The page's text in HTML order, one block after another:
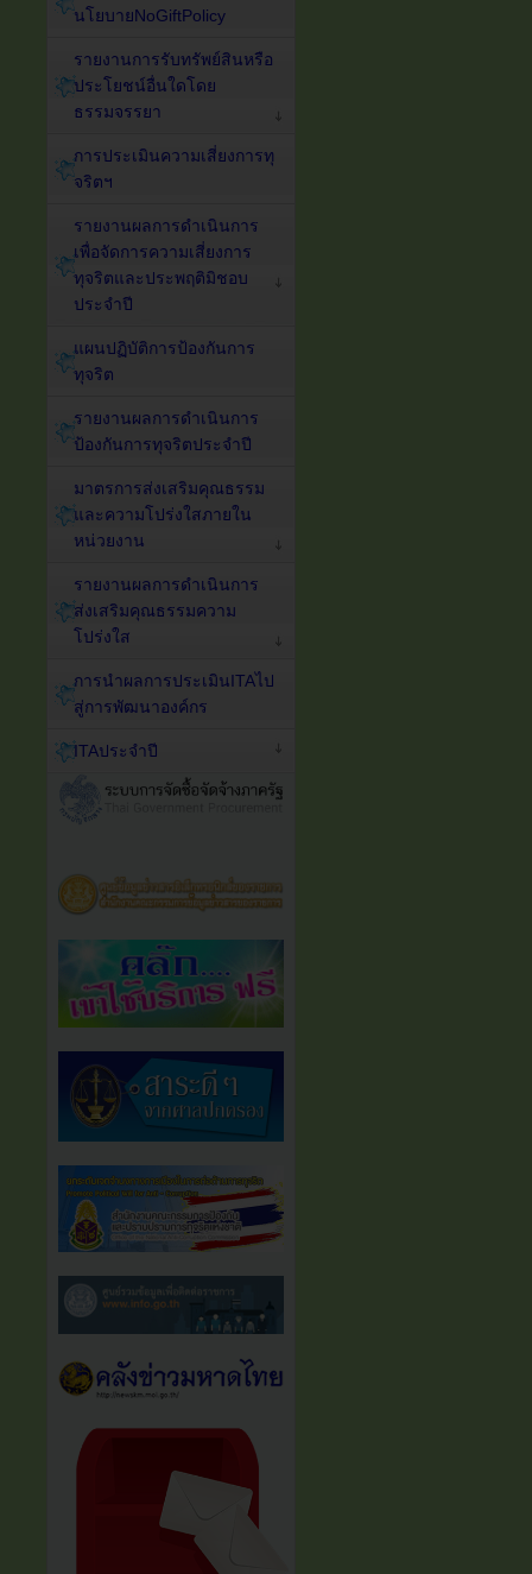
นโยบายNoGiftPolicy
รายงานการรับทรัพย์สินหรือ
ประโยชน์อื่นใดโดย
ธรรมจรรยา
การประเมินความเสี่ยงการทุ
จริตฯ
รายงานผลการดำเนินการ
เพื่อจัดการความเสี่ยงการ
ทุจริตและประพฤติมิชอบ
ประจำปี
แผนปฏิบัติการป้องกันการ
ทุจริต
รายงานผลการดำเนินการ
ป้องกันการทุจริตประจำปี
มาตรการส่งเสริมคุณธรรม
และความโปร่งใสภายใน
หน่วยงาน
รายงานผลการดำเนินการ
ส่งเสริมคุณธรรมความ
โปร่งใส
การนำผลการประเมินITAไป
สู่การพัฒนาองค์กร
ITAประจำปี